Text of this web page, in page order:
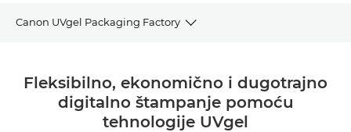
Canon UVgel Packaging Factory
Studija slučaja
Fleksibilno, ekonomično i dugotrajno
digitalno štampanje pomoću
tehnologije UVgel